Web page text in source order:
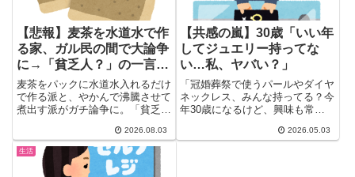
【悲報】麦茶を水道水で作
る家、ガル民の間で大論争
に→「貧乏人？」の一言に
総ツッコミｗｗｗ
麦茶をパックに水道水入れるだけ
で作る派と、やかんで沸騰させて
煮出す派がガチ論争に。「貧乏
し、塩素と雑菌の衛生面ガチ議論
から、住む地域による水道水の味
の違いまで話が拡大。あなたの家
の麦茶、水道水派？それとも沸か
2026.08.03
【共感の嵐】30歳「いい年
してジュエリー持ってな
い…私、ヤバい？」
「冠婚葬祭で使うパールやダイヤ
ネックレス、みんな持ってる？今
年30歳になるけど、興味も常識
2026.05.03
生活